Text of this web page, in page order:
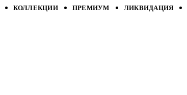
КОЛЛЕКЦИИ ПРЕМИУМ ЛИКВИДАЦИЯ